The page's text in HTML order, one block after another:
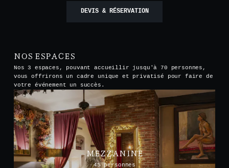
DEVIS & RÉSERVATION
NOS ESPACES
Nos 3 espaces, pouvant accueillir jusqu'à 70 personnes,
vous offrirons un cadre unique et privatisé pour faire de
votre événement un succès.
MEZZANINE
45 personnes